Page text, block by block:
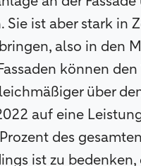
ist aber stark in
also in den
können
über
auf eine
des
ist zu bedenken,